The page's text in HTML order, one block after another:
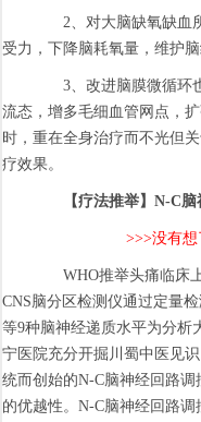
2、对大脑缺氧缺血所
受力，下降脑耗氧量，维护
3、改进脑膜微循环也
流态，增多毛细血管网点，
时，重在全身治疗而不光但
疗效果。
【疗法推举】N-C脑
>>>没有
WHO推举头痛临床上
CNS脑分区检测仪通过定量
等9种脑神经递质水平为分析
宁医院充分开掘川蜀中医见
统而创始的N-C脑神经回路
的优越性。N-C脑神经回路调